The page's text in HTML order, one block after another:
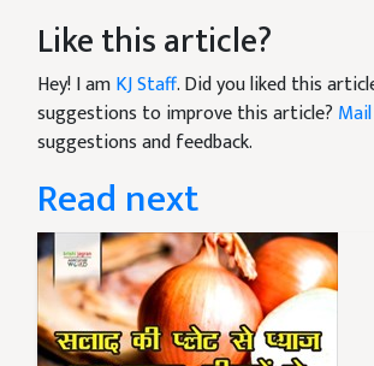
Like this article?
Hey! I amKJ Staff. Did you liked this
suggestions to improve this article? Mail
suggestions and feedback.
Read next